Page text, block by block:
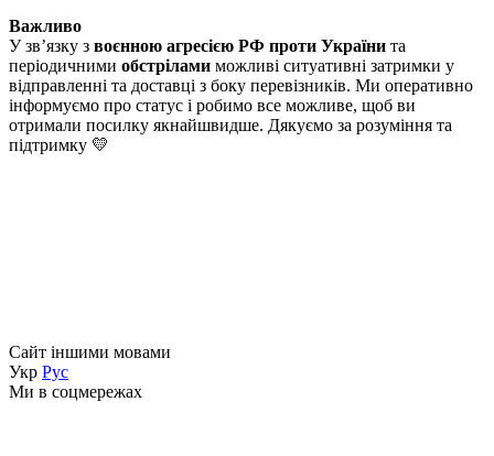
Важливо
У зв’язку з воєнною агресією РФ проти України та
періодичними обстрілами можливі ситуативні затримки у
відправленні та доставці з боку перевізників. Ми оперативно
інформуємо про статус і робимо все можливе, щоб ви
отримали посилку якнайшвидше. Дякуємо за розуміння та
підтримку 💛
Сайт іншими мовами
Укр Рус
Ми в соцмережах